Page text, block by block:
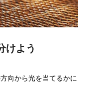
けよう
向から光を当てるかに